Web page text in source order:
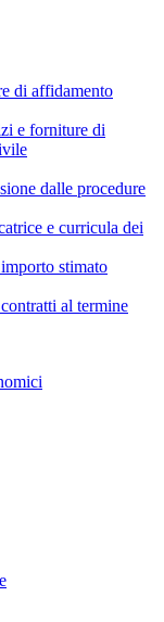
di affidamento
e forniture di
dalle procedure
e curricula dei
stimato
al termine